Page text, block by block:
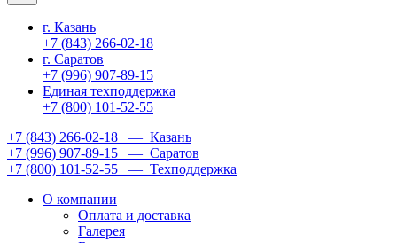
г. Казань
+7 (843) 266-02-18
г. Саратов
+7 (996) 907-89-15
Единая техподдержка
+7 (800) 101-52-55
+7 (843) 266-02-18 — Казань
+7 (996) 907-89-15 — Саратов
+7 (800) 101-52-55 — Техподдержка
О компании
Оплата и доставка
Галерея